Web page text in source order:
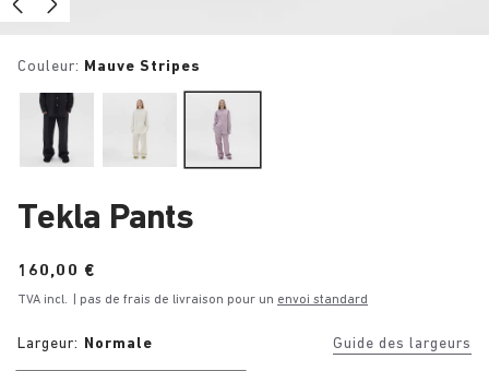
Couleur: Mauve Stripes
Tekla Pants
Price:
160,00 €
TVA incl. | pas de frais de livraison pour un envoi standard
Largeur: Normale Guide des largeurs